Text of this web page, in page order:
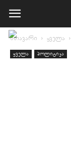
მთავარი ყველა
ყველა პოლიტიკა